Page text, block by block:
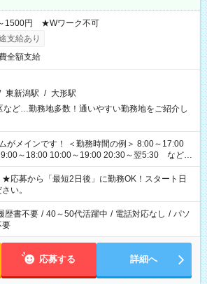
1500円 ★Wワーク不可
支給あり
全額支給
東新潟駅 / 大形駅
など…勤務地多数！通いやすい勤務地をご紹介し
がメインです！ ＜勤務時間の例＞ 8:00～17:00
～18:00 10:00～19:00 20:30～翌5:30 など ★
務時間多数！ 日勤のみ、残業なし、交替制など
ください！
応募から「最短2日後」に勤務OK！スタート日
い。
歴書不要 / 40～50代活躍中 / 電話対応なし / パソ
要
応募する 詳細へ